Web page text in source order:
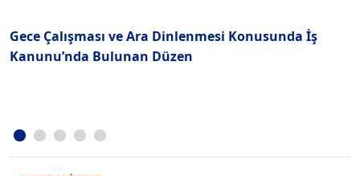
Gece Çalışması ve Ara Dinlenmesi Konusunda İş
Kanunu’nda Bulunan Düzen